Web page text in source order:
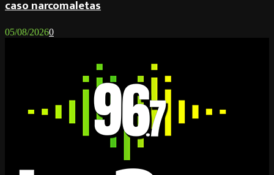
caso narcomaletas
05/08/20260